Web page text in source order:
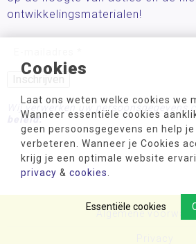
Cookies
Laat ons weten welke cookies we
Wanneer essentiële cookies
geen persoonsgegevens en help
verbeteren. Wanneer je Cookies
krijg je een optimale website
privacy & cookies
Essentiële cookies
ontwikkelingsmaterialen!
Wij verwerken uw persoonsgegevens
beleid.
Algemene